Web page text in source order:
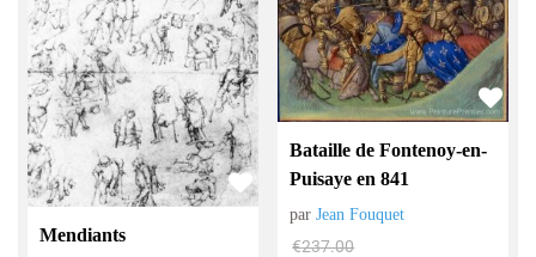
Mendiants
Bataille de Fontenoy-en-
Puisaye en 841
parJean Fouquet
€237.00